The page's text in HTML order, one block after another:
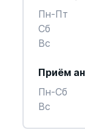
Пн-Пт
Cб
Вс
Приём
Пн-Cб
Вс